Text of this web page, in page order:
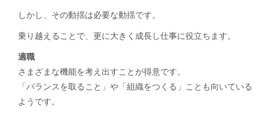
しかし、その動揺は必要な動揺です。
乗り越えることで、更に大きく成長し仕事に役立ちます。
適職
さまざまな機能を考え出すことが得意です。
「バランスを取ること」や「組織をつくる」ことも向いている
ようです。